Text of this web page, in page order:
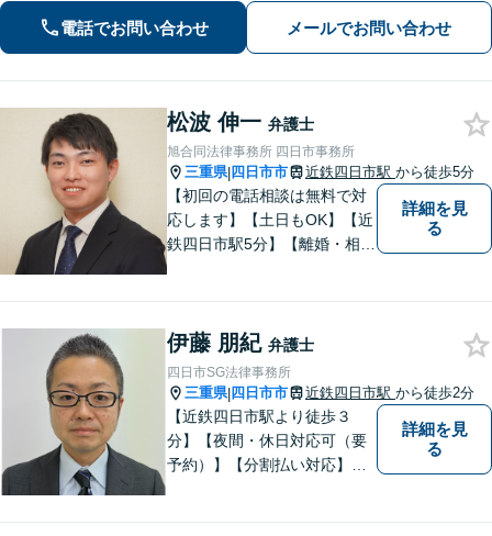
間相談可】
電話でお問い合わせ メールでお問い合わせ
松波 伸一 弁護士
旭合同法律事務所 四日市事務所
三重県| 四日市市 近鉄四日市駅 から徒歩5分
【初回の電話相談は無料で対
応します】【土日もOK】【近
鉄四日市駅5分】【離婚・相続
刑事事件全般】双方ともに納
得する解決を目指します【交
通事故】示談金の増額に向け
尽力
詳細を見
る
伊藤 朋紀 弁護士
四日市SG法律事務所
三重県| 四日市市 近鉄四日市駅 から徒歩2分
【近鉄四日市駅より徒歩３
分】【夜間・休日対応可（要
予約）】【分割払い対応】
詳細を見
る